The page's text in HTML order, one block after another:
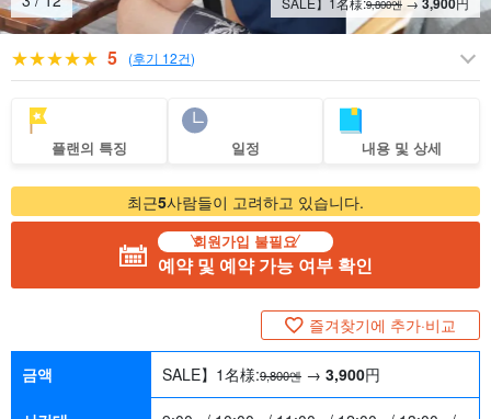
9,800엔
5 (후기 12건)
플랜의 특징 일정 내용 및 상세
최근5사람들이 고려하고 있습니다.
회원가입 불필요
예약 및 예약 가능 여부 확인
즐겨찾기에 추가·비교
금액 SALE】1名様:9,800엔 → 3,900円